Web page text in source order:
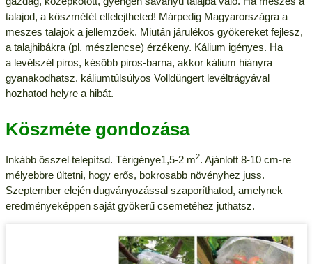
talajod, a köszmétét elfelejtheted! Márpedig Magyarországra a
meszes talajok a jellemzőek. Miután járulékos gyökereket fejlesz,
a talajhibákra (pl. mészlencse) érzékeny. Kálium igényes. Ha
a levélszél piros, később piros-barna, akkor kálium hiányra
gyanakodhatsz. káliumtúlsúlyos Volldüngert levéltrágyával
hozhatod helyre a hibát.
Köszméte gondozása
Inkább ősszel telepítsd. Térigénye1,5-2 m2. Ajánlott 8-10 cm-re
mélyebbre ültetni, hogy erős, bokrosabb növényhez juss.
Szeptember elején dugványozással szaporíthatod, amelynek
eredményeképpen saját gyökerű csemetéhez juthatsz.